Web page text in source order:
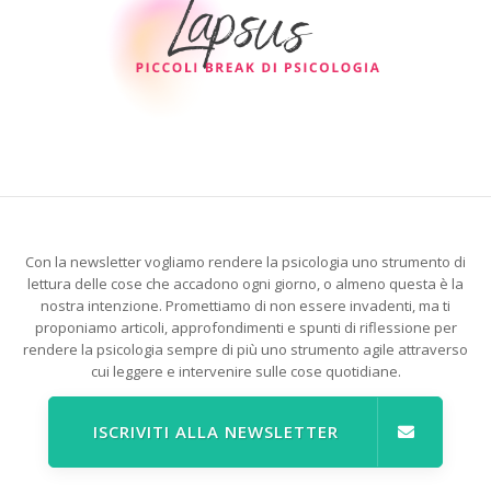
Con la newsletter vogliamo rendere la psicologia uno strumento di
lettura delle cose che accadono ogni giorno, o almeno questa è la
nostra intenzione. Promettiamo di non essere invadenti, ma ti
proponiamo articoli, approfondimenti e spunti di riflessione per
rendere la psicologia sempre di più uno strumento agile attraverso
cui leggere e intervenire sulle cose quotidiane.
ISCRIVITI ALLA NEWSLETTER